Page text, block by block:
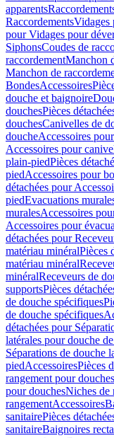
apparents
RaccordementsVidages
pour Vidages pour
SiphonsCoudes de
raccordementManchon
Manchon de
BondesAccessoires
douche et baignoire
douchesPièces
douchesCanivelles de
doucheAccessoires
Accessoires pour
plain-piedPièces
piedAccessoires pour
détachées pour
piedEvacuations
muralesAccessoires
Accessoires pour
détachées pour
matériau minéralPièces
matériau minéral
minéralReceveurs de
supportsPièces
de douche spécifiques
de douche spécifiques
détachées pour
latérales pour douche
Séparations de douche
piedAccessoiresPièces
rangement pour douches
pour douchesNiches de
rangementAccessoires
sanitairePièces
sanitaireBaignoires